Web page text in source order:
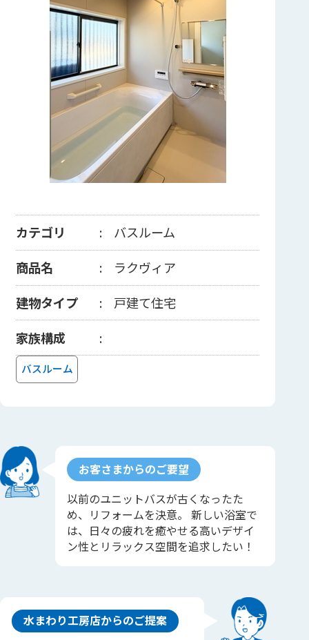
カテゴリ
バスルーム
商品名
ラクヴィア
建物タイプ
戸建て住宅
家族構成
バスルーム
お客さまからのご要望
以前のユニットバスが古くなったた
め、リフォームを決意。 新しい浴室で
は、日々の疲れを癒やせる高いデザイ
ン性とリラックス空間を追求したい！
水まわり工房店からのご提案